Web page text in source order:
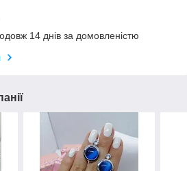
14 днів за домовленістю